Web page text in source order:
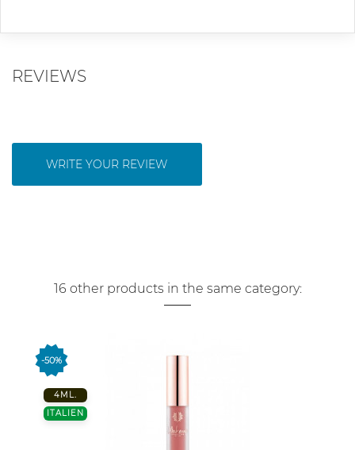
REVIEWS
WRITE YOUR REVIEW
16 other products in the same category:
-50%
4ML.
ITALIEN